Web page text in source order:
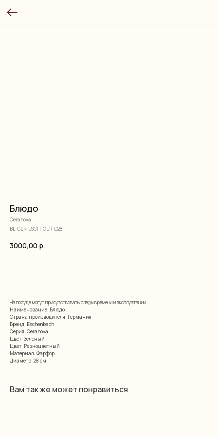
Блюдо
Ceranova
BL-GER-ESCH-CER-D28
3000,00 р.
На посуде могут присутствовать следы времени и эксплуатации.
Наименование: Блюдо
Страна производителя: Германия
Бренд: Eschenbach
Серия: Ceranova
Цвет: Зелёный
Цвет: Разноцветный
Материал: Фарфор
Диаметр: 28 см
Вам так же может понравиться